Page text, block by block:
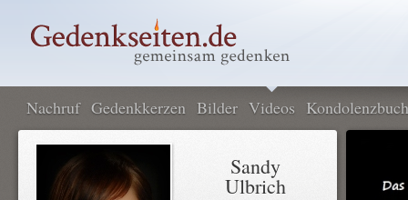
Nachruf Gedenkkerzen Bilder Videos Kondolenzbuch
Sandy
Ulbrich